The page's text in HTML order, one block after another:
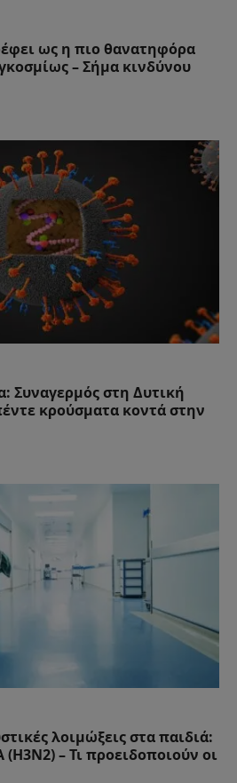
ως η πιο θανατηφόρα
– Σήμα κινδύνου
Συναγερμός στη Δυτική
κρούσματα κοντά στην
λοιμώξεις στα παιδιά:
(Η3Ν2) – Τι προειδοποιούν οι